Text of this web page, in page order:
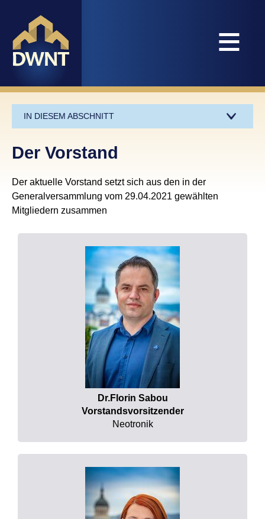
≡
IN DIESEM ABSCHNITT
Der Vorstand
Der aktuelle Vorstand setzt sich aus den in der
Generalversammlung vom 29.04.2021 gewählten
Mitgliedern zusammen
Dr.Florin Sabou
Vorstandsvorsitzender
Neotronik